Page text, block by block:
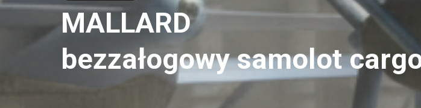
MALLARD
bezzałogowy samolot